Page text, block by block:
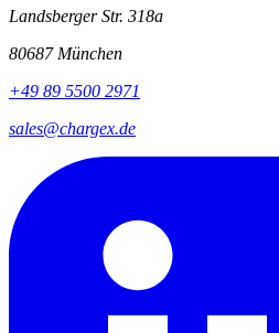
Landsberger Str. 318a
80687 München
+49 89 5500 2971
sales@chargex.de